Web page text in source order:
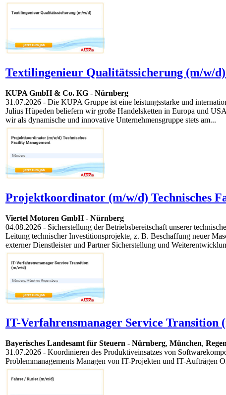
Textilingenieur Qualitätssicherung (m/w/
KUPA GmbH & Co. KG - Nürnberg
31.07.2026 - Die KUPA Gruppe ist eine leistungsstarke und
Julius Hüpeden beliefern wir große Handelsketten in Europa und
wir als dynamische und innovative Unternehmensgruppe stets am...
Projektkoordinator (m/w/d) Technisches
Viertel Motoren GmbH- Nürnberg
04.08.2026 - Sicherstellung der Betriebsbereitschaft unserer
Leitung technischer Investitionsprojekte, z. B. Beschaffung neuer
externer Dienstleister und Partner Sicherstellung und
IT-Verfahrensmanager Service Transition
Bayerisches Landesamt für Steuern - Nürnberg, München,
31.07.2026 - Koordinieren des Produktiveinsatzes von
Problemmanagements Managen von IT-Projekten und IT-Aufträgen